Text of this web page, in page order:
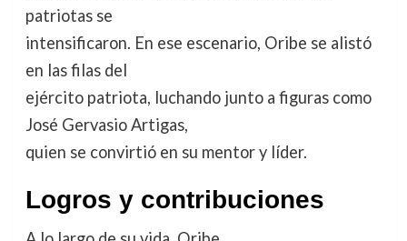
patriotas se
intensificaron. En ese escenario, Oribe se alistó
en las filas del
ejército patriota, luchando junto a figuras como
José Gervasio Artigas,
quien se convirtió en su mentor y líder.
Logros y contribuciones